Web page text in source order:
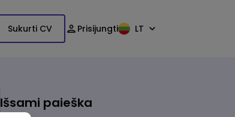
Sukurti CV Prisijungti LT
Išsami paieška